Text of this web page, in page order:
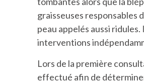
graisseuses responsables
peau appelés aussi
interventions
Lors de la première
effectué afin de